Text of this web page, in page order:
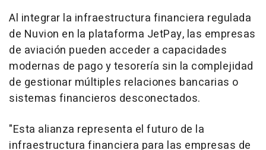
Al integrar la infraestructura financiera regulada
de Nuvion en la plataforma JetPay, las empresas
de aviación pueden acceder a capacidades
modernas de pago y tesorería sin la complejidad
de gestionar múltiples relaciones bancarias o
sistemas financieros desconectados.
"Esta alianza representa el futuro de la
infraestructura financiera para las empresas de